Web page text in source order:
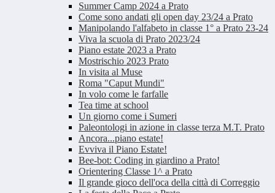
Summer Camp 2024 a Prato
Come sono andati gli open day 23/24 a Prato
Manipolando l'alfabeto in classe 1° a Prato 23-24
Viva la scuola di Prato 2023/24
Piano estate 2023 a Prato
Mostrischio 2023 Prato
In visita al Muse
Roma "Caput Mundi"
In volo come le farfalle
Tea time at school
Un giorno come i Sumeri
Paleontologi in azione in classe terza M.T. Prato
Ancora...piano estate!
Evviva il Piano Estate!
Bee-bot: Coding in giardino a Prato!
Orientering Classe 1^ a Prato
Il grande gioco dell'oca della città di Correggio